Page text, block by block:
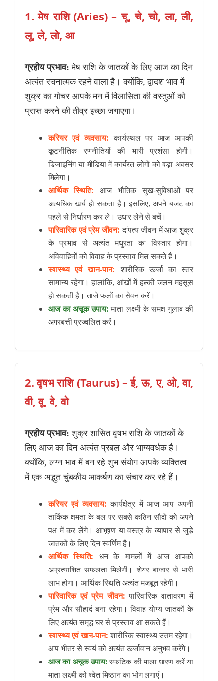
1. मेष राशि (Aries) – चू, चे, चो, ला, ली,
लू, ले, लो, आ
ग्रहीय प्रभाव: मेष राशि के जातकों के लिए आज का दिन
अत्यंत रचनात्मक रहने वाला है। क्योंकि, द्वादश भाव में
शुक्र का गोचर आपके मन में विलासिता की वस्तुओं को
प्राप्त करने की तीव्र इच्छा जगाएगा।
करियर एवं व्यवसाय: कार्यस्थल पर आज आपकी
कूटनीतिक रणनीतियों की भारी प्रशंसा होगी।
डिजाइनिंग या मीडिया में कार्यरत लोगों को बड़ा अवसर
मिलेगा।
आर्थिक स्थिति: आज भौतिक सुख-सुविधाओं पर
अत्यधिक खर्च हो सकता है। इसलिए, अपने बजट का
पहले से निर्धारण कर लें। उधार लेने से बचें।
पारिवारिक एवं प्रेम जीवन: दांपत्य जीवन में आज शुक्र
के प्रभाव से अत्यंत मधुरता का विस्तार होगा।
अविवाहितों को विवाह के प्रस्ताव मिल सकते हैं।
स्वास्थ्य एवं खान-पान: शारीरिक ऊर्जा का स्तर
सामान्य रहेगा। हालांकि, आंखों में हल्की जलन महसूस
हो सकती है। ताजे फलों का सेवन करें।
आज का अचूक उपाय: माता लक्ष्मी के समक्ष गुलाब की
अगरबत्ती प्रज्वलित करें।
2. वृषभ राशि (Taurus) – ई, ऊ, ए, ओ, वा,
वी, वू, वे, वो
ग्रहीय प्रभाव: शुक्र शासित वृषभ राशि के जातकों के
लिए आज का दिन अत्यंत प्रबल और भाग्यवर्धक है।
क्योंकि, लग्न भाव में बन रहे शुभ संयोग आपके व्यक्तित्व
में एक अद्भुत चुंबकीय आकर्षण का संचार कर रहे हैं।
करियर एवं व्यवसाय: कार्यक्षेत्र में आज आप अपनी
तार्किक क्षमता के बल पर सबसे कठिन सौदों को अपने
पक्ष में कर लेंगे। आभूषण या वस्त्र के व्यापार से जुड़े
जातकों के लिए दिन स्वर्णिम है।
आर्थिक स्थिति: धन के मामलों में आज आपको
अप्रत्याशित सफलता मिलेगी। शेयर बाजार से भारी
लाभ होगा। आर्थिक स्थिति अत्यंत मजबूत रहेगी।
पारिवारिक एवं प्रेम जीवन: पारिवारिक वातावरण में
प्रेम और सौहार्द बना रहेगा। विवाह योग्य जातकों के
लिए अत्यंत समृद्ध घर से प्रस्ताव आ सकते हैं।
स्वास्थ्य एवं खान-पान: शारीरिक स्वास्थ्य उत्तम रहेगा।
आप भीतर से स्वयं को अत्यंत ऊर्जावान अनुभव करेंगे।
आज का अचूक उपाय:स्फटिक की माला धारण करें या
माता लक्ष्मी को श्वेत मिष्ठान का भोग लगाएं।